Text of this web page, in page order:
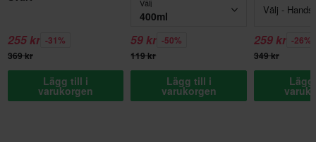
255 kr -31%
369 kr
Lägg till i
varukorgen
Välj
400ml
59 kr -50%
119 kr
Lägg till i
varukorgen
Välj -
259 kr -26%
349 kr